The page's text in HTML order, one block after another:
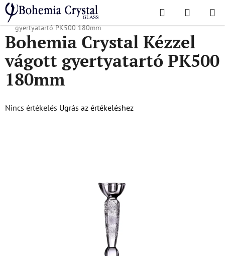
Ugrás
fő
tartalomhoz
Keresés KOSÁR
Kezdőlap
/ Népszerű kollekciók / PK500
Bohemia Crystal Kézzel vágott
gyertyatartó PK500 180mm
Bohemia Crystal Kézzel
vágott gyertyatartó PK500
180mm
A
Nincs értékelés Ugrás az értékeléshez